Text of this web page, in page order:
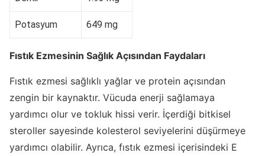
Potasyum 649 mg
Fıstık Ezmesinin Sağlık Açısından Faydaları
Fıstık ezmesi sağlıklı yağlar ve protein açısından
zengin bir kaynaktır. Vücuda enerji sağlamaya
yardımcı olur ve tokluk hissi verir. İçerdiği bitkisel
steroller sayesinde kolesterol seviyelerini düşürmeye
yardımcı olabilir. Ayrıca, fıstık ezmesi içerisindeki E